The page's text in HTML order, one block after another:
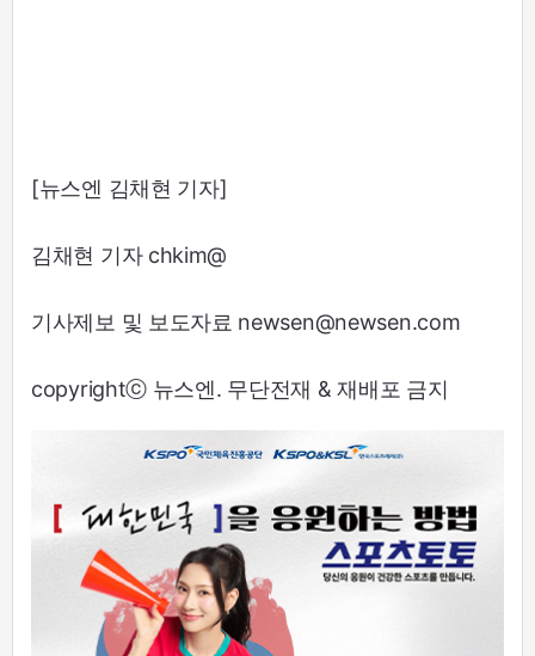
[뉴스엔 김채현 기자]
김채현 기자 chkim@
기사제보 및 보도자료 newsen@newsen.com
copyrightⓒ 뉴스엔. 무단전재 & 재배포 금지